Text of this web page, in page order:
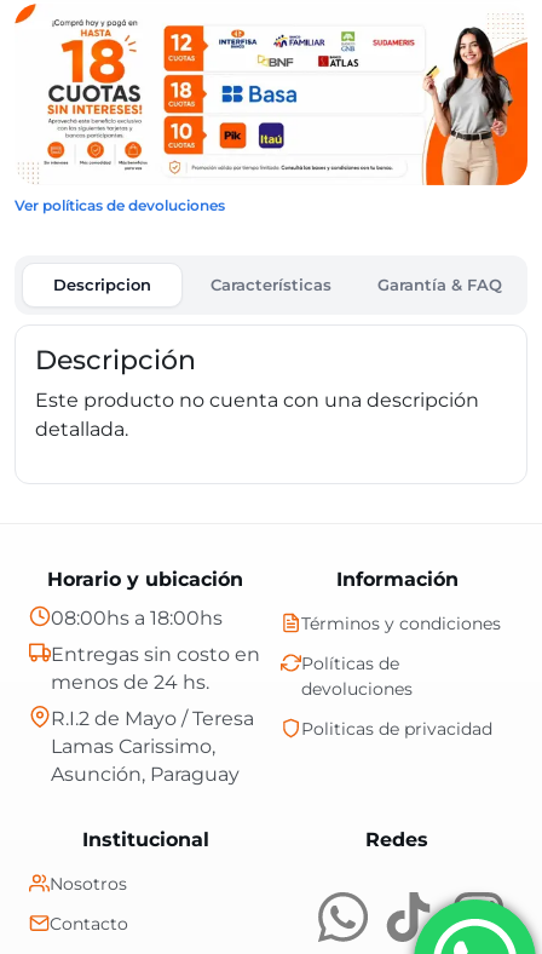
Ver políticas de devoluciones
Descripcion Características Garantía & FAQ
Descripción
Este producto no cuenta con una descripción
detallada.
RedesCentral Shop es
Información
Términos y condiciones
Políticas de
devoluciones
Politicas de privacidad
Institucional
Nosotros
Contacto
Horario y ubicación
08:00hs a 18:00hs
Entregas sin costo en
menos de 24 hs.
R.I.2 de Mayo / Teresa
Lamas Carissimo,
Asunción, Paraguay